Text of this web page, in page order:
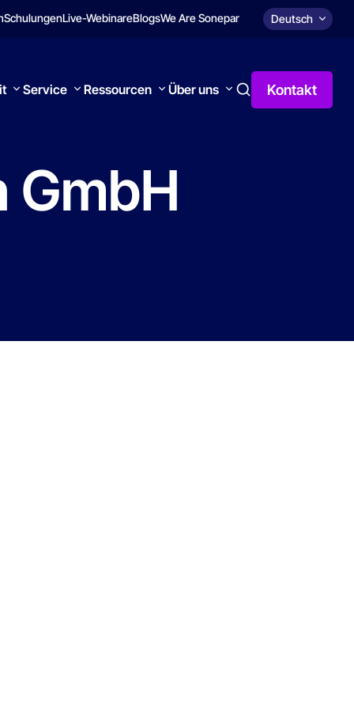
SchulungenLive-WebinareBlogsWe Are Sonepar Deutsch
Service Ressourcen Über uns Kontakt
GmbH